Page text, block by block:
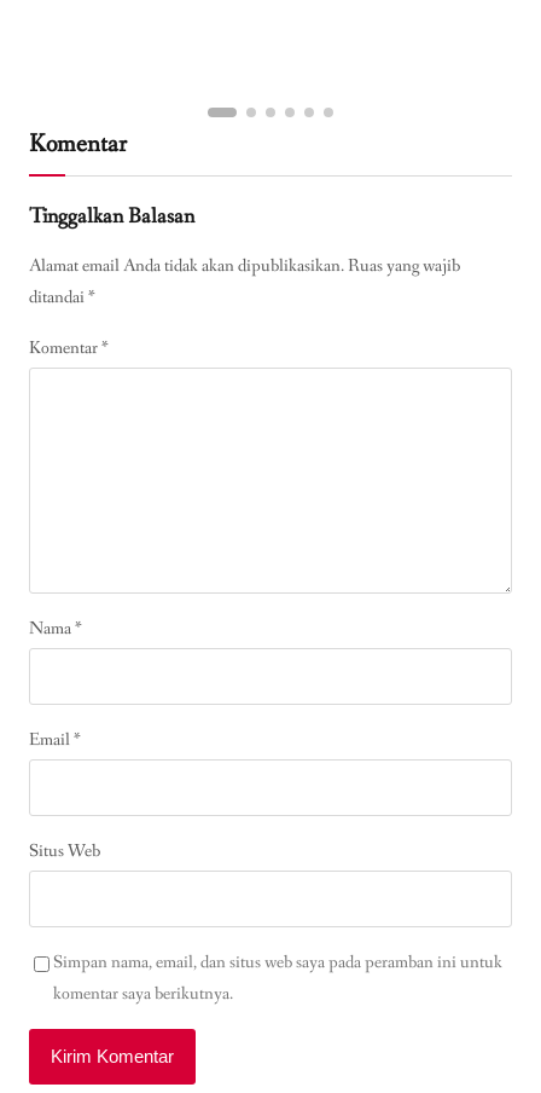
Komentar
Tinggalkan Balasan
Alamat email Anda tidak akan dipublikasikan.Ruas yang wajib
ditandai*
Komentar*
Nama*
Email*
Situs Web
Simpan nama, email, dan situs web saya pada peramban ini untuk
komentar saya berikutnya.